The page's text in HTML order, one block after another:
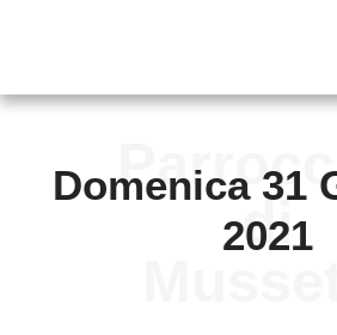
Domenica 31
2021